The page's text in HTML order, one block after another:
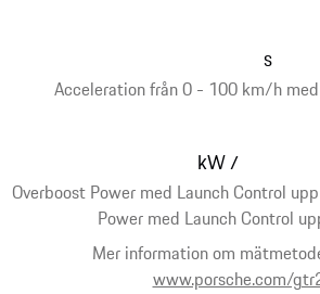
Acceleration från 0 - 100 km/h
s
Overboost Power med Launch Control
Power med Launch Control
Mer information om
www.porsche.com/
kW/